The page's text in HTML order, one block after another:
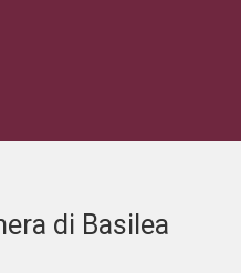
di Basilea